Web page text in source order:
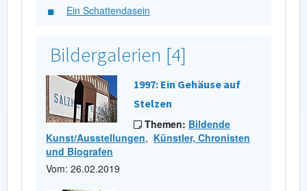
Ein Schattendasein
Bildergalerien [4]
1997: Ein Gehäuse auf
Stelzen
Themen: Bildende
Kunst/Ausstellungen, Künstler, Chronisten
und Biografen
Vom: 26.02.2019